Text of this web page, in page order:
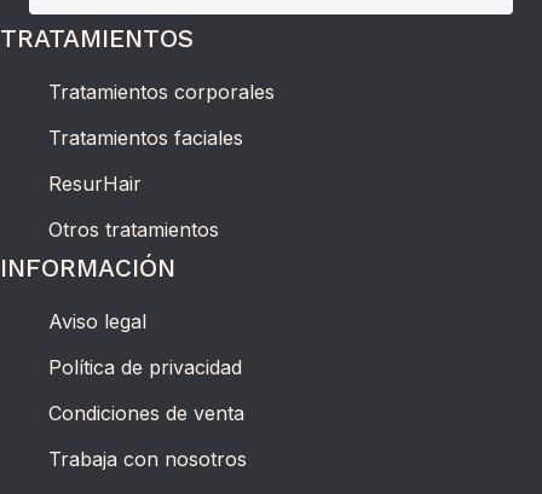
TRATAMIENTOS
Tratamientos corporales
Tratamientos faciales
ResurHair
Otros tratamientos
INFORMACIÓN
Aviso legal
Política de privacidad
Condiciones de venta
Trabaja con nosotros